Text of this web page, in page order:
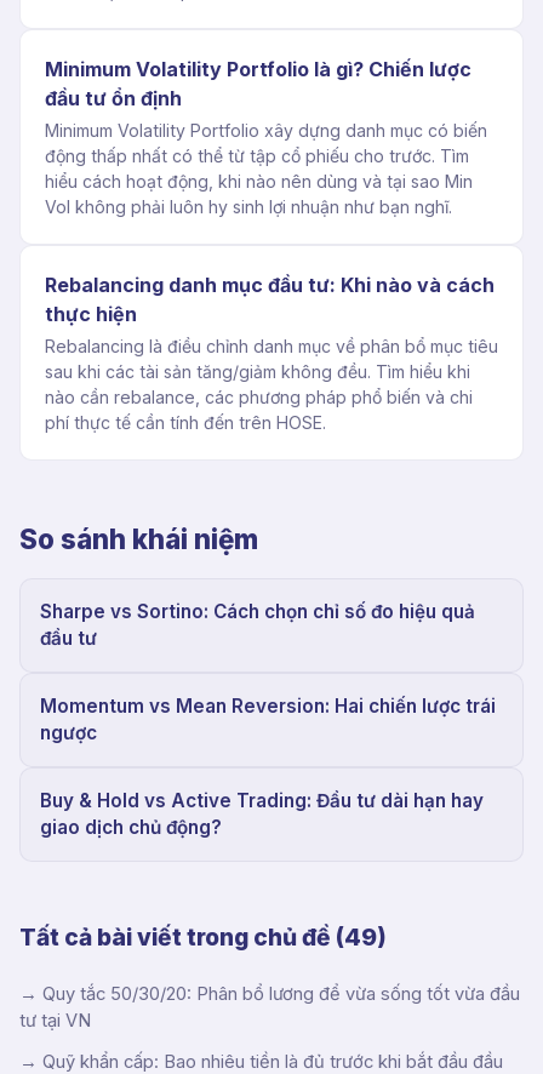
Minimum Volatility Portfolio là gì? Chiến lược
đầu tư ổn định
Minimum Volatility Portfolio xây dựng danh mục có biến
động thấp nhất có thể từ tập cổ phiếu cho trước. Tìm
hiểu cách hoạt động, khi nào nên dùng và tại sao Min
Vol không phải luôn hy sinh lợi nhuận như bạn nghĩ.
Rebalancing danh mục đầu tư: Khi nào và cách
thực hiện
Rebalancing là điều chỉnh danh mục về phân bổ mục tiêu
sau khi các tài sản tăng/giảm không đều. Tìm hiểu khi
nào cần rebalance, các phương pháp phổ biến và chi
phí thực tế cần tính đến trên HOSE.
So sánh khái niệm
Sharpe vs Sortino: Cách chọn chỉ số đo hiệu quả
đầu tư
Momentum vs Mean Reversion: Hai chiến lược trái
ngược
Buy & Hold vs Active Trading: Đầu tư dài hạn hay
giao dịch chủ động?
Tất cả bài viết trong chủ đề (49)
→ Quy tắc 50/30/20: Phân bổ lương để vừa sống tốt vừa đầu
tư tại VN
→ Quỹ khẩn cấp: Bao nhiêu tiền là đủ trước khi bắt đầu đầu